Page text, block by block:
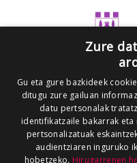
Zure
Gu eta gure bazkideek
ditugu zure gailuan
datu pertsonalak
identifikatzaile bakarrak
pertsonalizatuak
audientziaren inguruko
hobetzeko. Hirugarrenen